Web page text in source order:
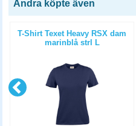
Andra köpte även
T-Shirt Texet Heavy RSX dam
marinblå strl L